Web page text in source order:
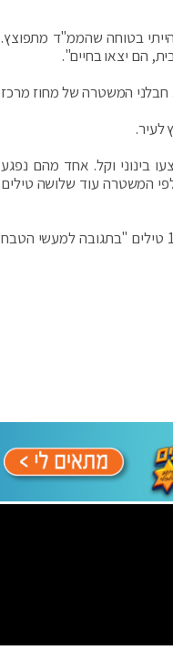
בטוחה שהממ"ד מתפוצץ.
הם יצאו בחיים".
חבלני המשטרה של מחוז מרכז
לעיר.
בינוני וקל. אחד מהם נפגע
לפי המשטרה עוד שלושה טילים
הזרוע הצבאית של חמאס בלבנון לקחה אחריות על הירי לקריית שמונה וסביבתה, ולפי ההודעה שיגרה 12 טילים "בתגובה למעשי הטבח